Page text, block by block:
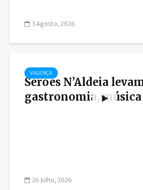
3 Agosto, 2026
VALENÇA
Serões N’Aldeia
gastronomia, música
26 Julho, 2026